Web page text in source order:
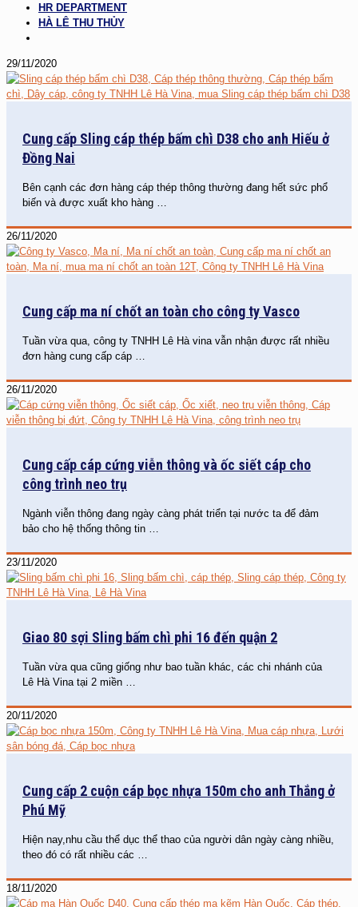
HR DEPARTMENT
HÀ LÊ THU THỦY
29/11/2020
Cung cấp Sling cáp thép bấm chì D38 cho anh Hiếu ở
Đồng Nai
Bên cạnh các đơn hàng cáp thép thông thường đang hết sức phổ
biến và được xuất kho hàng …
26/11/2020
Cung cấp ma ní chốt an toàn cho công ty Vasco
Tuần vừa qua, công ty TNHH Lê Hà vina vẫn nhận được rất nhiều
đơn hàng cung cấp cáp …
26/11/2020
Cung cấp cáp cứng viễn thông và ốc siết cáp cho
công trình neo trụ
Ngành viễn thông đang ngày càng phát triển tại nước ta để đảm
bảo cho hệ thống thông tin …
23/11/2020
Giao 80 sợi Sling bấm chì phi 16 đến quận 2
Tuần vừa qua cũng giống như bao tuần khác, các chi nhánh của
Lê Hà Vina tại 2 miền
20/11/2020
Cung cấp 2 cuộn cáp bọc nhựa 150m cho anh Thắng ở
Phú Mỹ
Hiện nay,nhu cầu thể dục thể thao của người dân ngày càng nhiều,
theo đó có rất nhiều các
18/11/2020